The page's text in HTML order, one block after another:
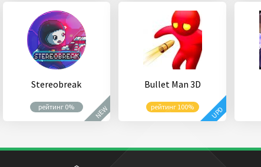
Stereobreak
рейтинг 0% NEW
Bullet Man 3D
рейтинг 100% UPD